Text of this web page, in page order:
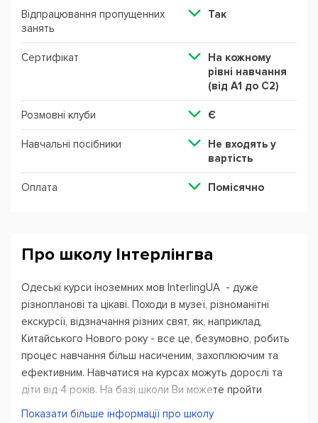
Відпрацювання пропущенних
занять
Так
Сертифікат
На кожному
рівні навчання
(від А1 до С2)
Розмовні клуби Є
Навчальні посібники
Не входять у
вартість
Оплата Помісячно
Про школу Інтерлінгва
Одеські курси іноземних мов InterlingUA - дуже
різнопланові та цікаві. Походи в музеї, різноманітні
екскурсії, відзначання різних свят, як, наприклад,
Китайського Нового року - все це, безумовно, робить
процес навчання більш насиченим, захоплюючим та
ефективним. Навчатися на курсах можуть дорослі та
діти від 4 років. На базі школи Ви можете пройти
підготовку до ЗНО чи одного з міжнародних екзаменів
Показати більше інформації про школу